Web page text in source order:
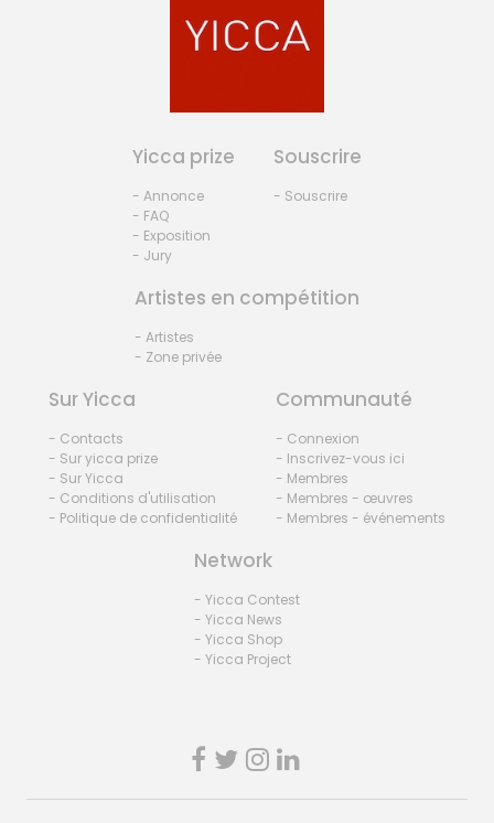
Yicca prize
- Annonce
- FAQ
- Exposition
- Jury
Souscrire
- Souscrire
Artistes en compétition
- Artistes
- Zone privée
Sur Yicca
- Contacts
- Sur yicca prize
- Sur Yicca
- Conditions d'utilisation
- Politique de confidentialité
Communauté
- Connexion
- Inscrivez-vous ici
- Membres
- Membres - œuvres
- Membres - événements
Network
- Yicca Contest
- Yicca News
- Yicca Shop
- Yicca Project